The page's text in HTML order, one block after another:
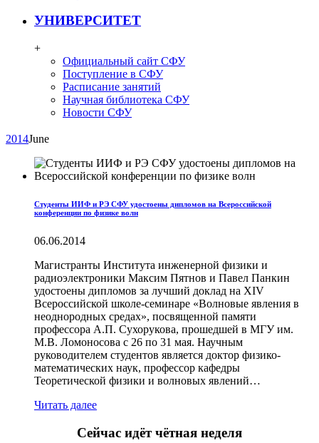
УНИВЕРСИТЕТ
+
Официальный сайт СФУ
Поступление в СФУ
Расписание занятий
Научная библиотека СФУ
Новости СФУ
2014June
Студенты ИИФ и РЭ СФУ удостоены дипломов на Всероссийской
конференции по физике волн
06.06.2014
Магистранты Института инженерной физики и
радиоэлектроники Максим Пятнов и Павел Панкин
удостоены дипломов за лучший доклад на XIV
Всероссийской школе-семинаре «Волновые явления в
неоднородных средах», посвященной памяти
профессора А.П. Сухорукова, прошедшей в МГУ им.
М.В. Ломоносова с 26 по 31 мая. Научным
руководителем студентов является доктор физико-
математических наук, профессор кафедры
Теоретической физики и волновых явлений…
Читать далее
Сейчас идёт чётная неделя